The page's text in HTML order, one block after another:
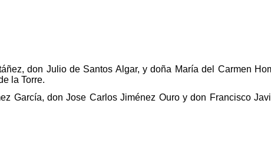
don Julio de Santos Algar, y doña María del Carmen
la Torre.
García, don Jose Carlos Jiménez Ouro y don Francisco